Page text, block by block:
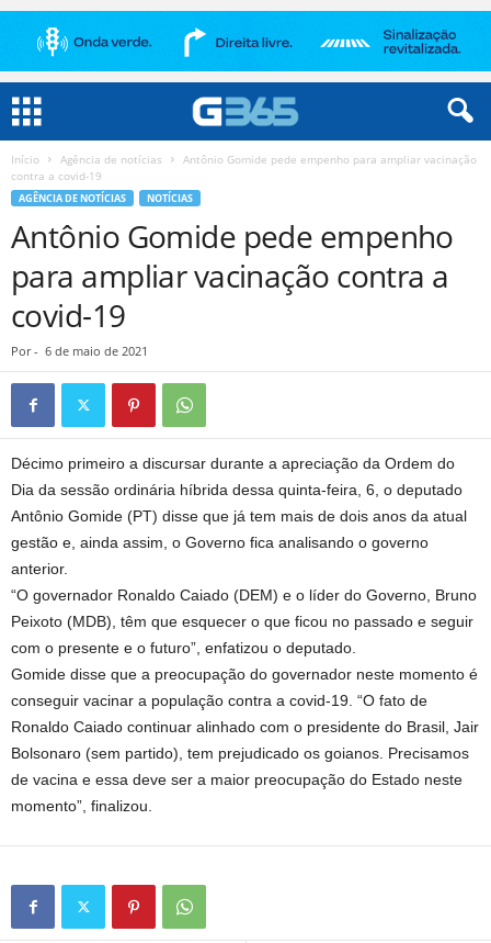
Início Agência de notícias
Antônio Gomide pede empenho para ampliar vacinação
contra a covid-19
AGÊNCIA DE NOTÍCIAS NOTÍCIAS
Antônio Gomide pede empenho
para ampliar vacinação contra a
covid-19
Por - 6 de maio de 2021
Décimo primeiro a discursar durante a apreciação da Ordem do
Dia da sessão ordinária híbrida dessa quinta-feira, 6, o deputado
Antônio Gomide (PT) disse que já tem mais de dois anos da atual
gestão e, ainda assim, o Governo fica analisando o governo
anterior.
“O governador Ronaldo Caiado (DEM) e o líder do Governo, Bruno
Peixoto (MDB), têm que esquecer o que ficou no passado e seguir
com o presente e o futuro”, enfatizou o deputado.
Gomide disse que a preocupação do governador neste momento é
conseguir vacinar a população contra a covid-19. “O fato de
Ronaldo Caiado continuar alinhado com o presidente do Brasil, Jair
Bolsonaro (sem partido), tem prejudicado os goianos. Precisamos
de vacina e essa deve ser a maior preocupação do Estado neste
momento”, finalizou.